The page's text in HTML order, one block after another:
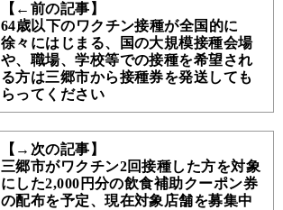
【←前の記事】
64歳以下のワクチン接種が全国的に
徐々にはじまる、国の大規模接種会場
や、職場、学校等での接種を希望され
る方は三郷市から接種券を発送しても
らってください
【→次の記事】
三郷市がワクチン2回接種した方を対象
にした2,000円分の飲食補助クーポン券
の配布を予定、現在対象店舗を募集中